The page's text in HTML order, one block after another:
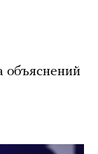
объяснений